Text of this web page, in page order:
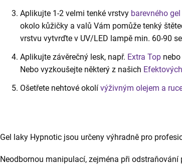
Aplikujte 1-2 velmi tenké vrstvy barevného
okolo kůžičky a valů Vám pomůže tenký
vrstvu vytvrďte v UV/LED lampě min. 60-90
Aplikujte závěrečný lesk, např. Extra Top
Nebo vyzkoušejte některý z našich
Ošetřete nehtové okolí výživným olejem a
Gel laky Hypnotic jsou určeny výhradně pro
Neodbornou manipulací, zejména při